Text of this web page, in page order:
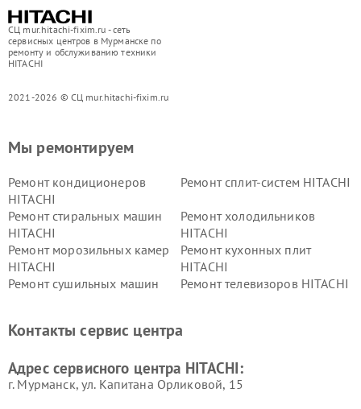
СЦ mur.hitachi-fixim.ru - сеть
сервисных центров в Мурманске по
ремонту и обслуживанию техники
HITACHI
2021-2026 © СЦ mur.hitachi-fixim.ru
Мы ремонтируем
Ремонт кондиционеров
HITACHI
Ремонт сплит-систем HITACHI
Ремонт стиральных машин
HITACHI
Ремонт холодильников
HITACHI
Ремонт морозильных камер
HITACHI
Ремонт кухонных плит
HITACHI
Ремонт сушильных машин
Ремонт телевизоров HITACHI
данных HITACHI
HITACHI
HITACHI
HITACHI
Контакты сервис центра
Адрес сервисного центра HITACHI:
г. Мурманск, ул. Капитана Орликовой, 15